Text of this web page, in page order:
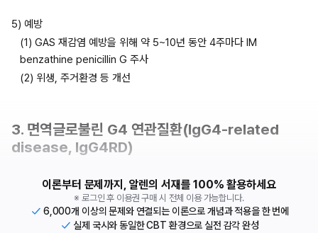
5) 예방
(1) GAS 재감염 예방을 위해 약 5~10년 동안 4주마다 IM
benzathine penicillin G 주사
(2) 위생, 주거환경 등 개선
3. 면역글로불린 G4 연관질환(IgG4-related
disease, IgG4RD)
이론부터 문제까지, 알렌의 서재를 100% 활용하세요
※ 로그인 후 이용권 구매 시 전체 이용 가능합니다.
6,000개 이상의 문제와 연결되는 이론으로 개념과 적용을 한 번에
실제 국시와 동일한 CBT 환경으로 실전 감각 완성